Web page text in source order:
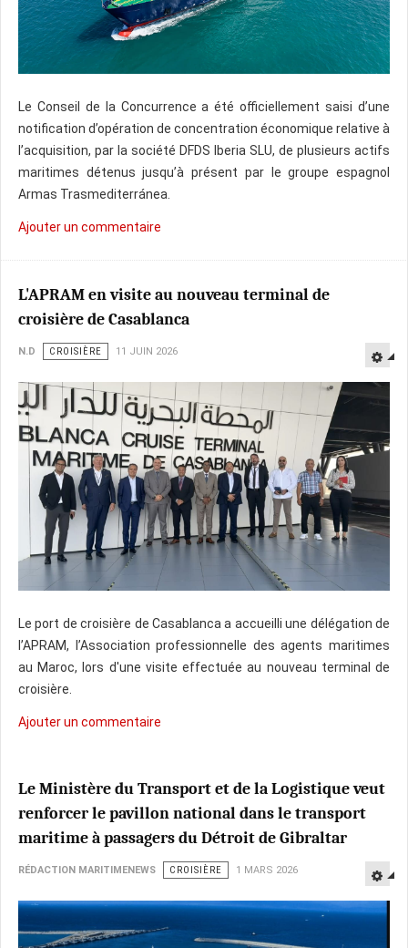
Le Conseil de la Concurrence a été officiellement saisi d’une
notification d’opération de concentration économique relative à
l’acquisition, par la société DFDS Iberia SLU, de plusieurs actifs
maritimes détenus jusqu’à présent par le groupe espagnol
Armas Trasmediterránea.
Ajouter un commentaire
L'APRAM en visite au nouveau terminal de
croisière de Casablanca
N.D CROISIÈRE 11 JUIN 2026
Le port de croisière de Casablanca a accueilli une délégation de
l’APRAM, l’Association professionnelle des agents maritimes
au Maroc, lors d'une visite effectuée au nouveau terminal de
croisière.
Ajouter un commentaire
Le Ministère du Transport et de la Logistique veut
renforcer le pavillon national dans le transport
maritime à passagers du Détroit de Gibraltar
RÉDACTION MARITIMENEWS CROISIÈRE 1 MARS 2026